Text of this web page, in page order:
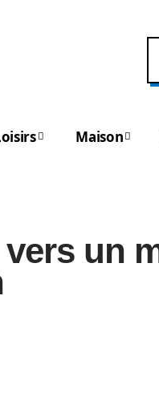
Maison
un